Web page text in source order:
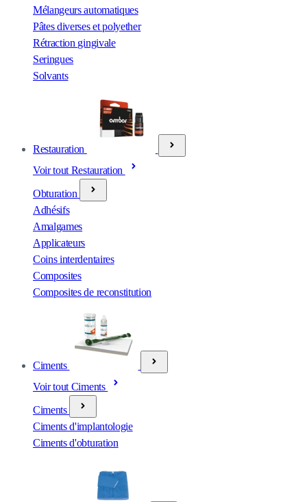
Mélangeurs automatiques
Pâtes diverses et polyether
Rétraction gingivale
Seringues
Solvants
Restauration
Voir tout Restauration
Obturation
Adhésifs
Amalgames
Applicateurs
Coins interdentaires
Composites
Composites de reconstitution
Ciments
Voir tout Ciments
Ciments
Ciments d'implantologie
Ciments d'obturation